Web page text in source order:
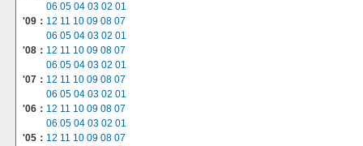
06 05 04 03 02 01
'09： 12 11 10 09 08 07
06 05 04 03 02 01
'08： 12 11 10 09 08 07
06 05 04 03 02 01
'07： 12 11 10 09 08 07
06 05 04 03 02 01
'06： 12 11 10 09 08 07
06 05 04 03 02 01
'05： 12 11 10 09 08 07